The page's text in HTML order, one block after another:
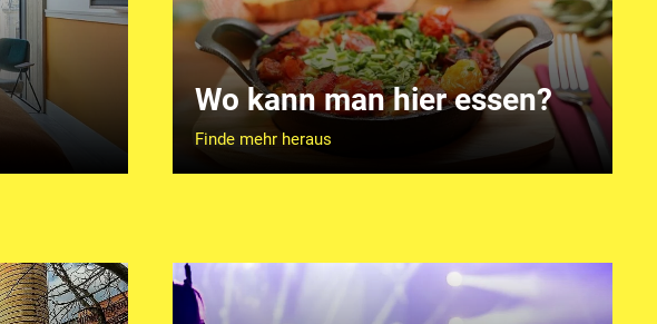
Wo kann man hier essen?
Finde mehr heraus